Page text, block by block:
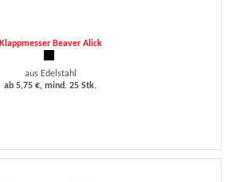
Klappmesser Beaver Alick
aus Edelstahl
ab 5,75 €, mind. 25 Stk.